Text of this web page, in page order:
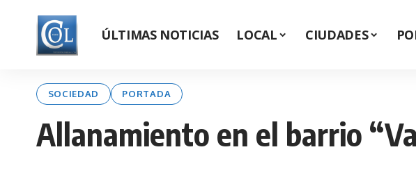
ÚLTIMAS NOTICIAS LOCAL CIUDADES
SOCIEDAD PORTADA
Allanamiento en el barrio